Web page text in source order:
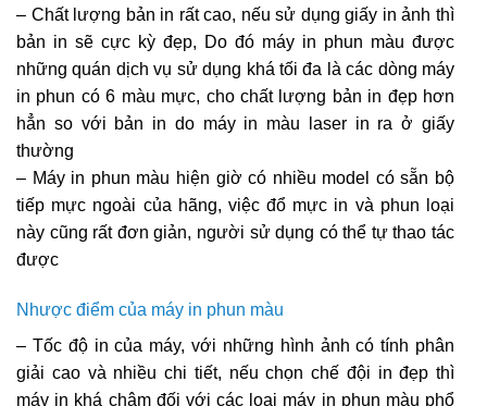
– Chất lượng bản in rất cao, nếu sử dụng giấy in ảnh thì
bản in sẽ cực kỳ đẹp, Do đó máy in phun màu được
những quán dịch vụ sử dụng khá tối đa là các dòng máy
in phun có 6 màu mực, cho chất lượng bản in đẹp hơn
hẳn so với bản in do máy in màu laser in ra ở giấy
thường
– Máy in phun màu hiện giờ có nhiều model có sẵn bộ
tiếp mực ngoài của hãng, việc đổ mực in và phun loại
này cũng rất đơn giản, người sử dụng có thể tự thao tác
được
Nhược điểm của máy in phun màu
– Tốc độ in của máy, với những hình ảnh có tính phân
giải cao và nhiều chi tiết, nếu chọn chế đội in đẹp thì
máy in khá chậm đối với các loại máy in phun màu phổ